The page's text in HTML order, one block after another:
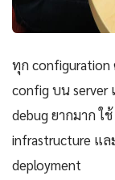
ทุก configuration
config บน server
debug ยากมาก ใ
infrastructure แล
deployment